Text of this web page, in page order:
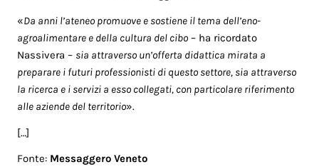
«Da anni l’ateneo promuove e sostiene il tema dell’eno-
agroalimentare e della cultura del cibo – ha ricordato
Nassivera – sia attraverso un’offerta didattica mirata a
preparare i futuri professionisti di questo settore, sia attraverso
la ricerca e i servizi a esso collegati, con particolare riferimento
alle aziende del territorio».
[…]
Fonte: Messaggero Veneto